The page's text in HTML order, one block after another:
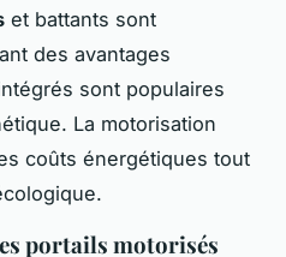
et battants sont
des avantages
sont populaires
La motorisation
coûts énergétiques tout
portails motorisés